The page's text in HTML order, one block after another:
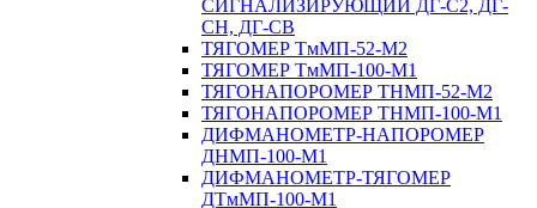
СИГНАЛИЗИРУЮЩИЙ ДГ-С2, ДГ-
СН, ДГ-СВ
ТЯГОМЕР ТмМП-52-М2
ТЯГОМЕР ТмМП-100-М1
ТЯГОНАПОРОМЕР ТНМП-52-М2
ТЯГОНАПОРОМЕР ТНМП-100-М1
ДИФМАНОМЕТР-НАПОРОМЕР
ДНМП-100-М1
ДИФМАНОМЕТР-ТЯГОМЕР
ДТмМП-100-М1